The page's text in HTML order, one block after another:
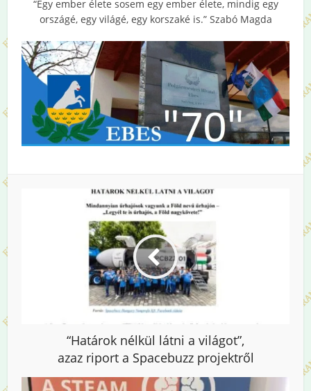
“Egy ember élete sosem egy ember élete, mindig egy
országé, egy világé, egy korszaké is.” Szabó Magda
“Határok nélkül látni a világot”,
azaz riport a Spacebuzz projektről